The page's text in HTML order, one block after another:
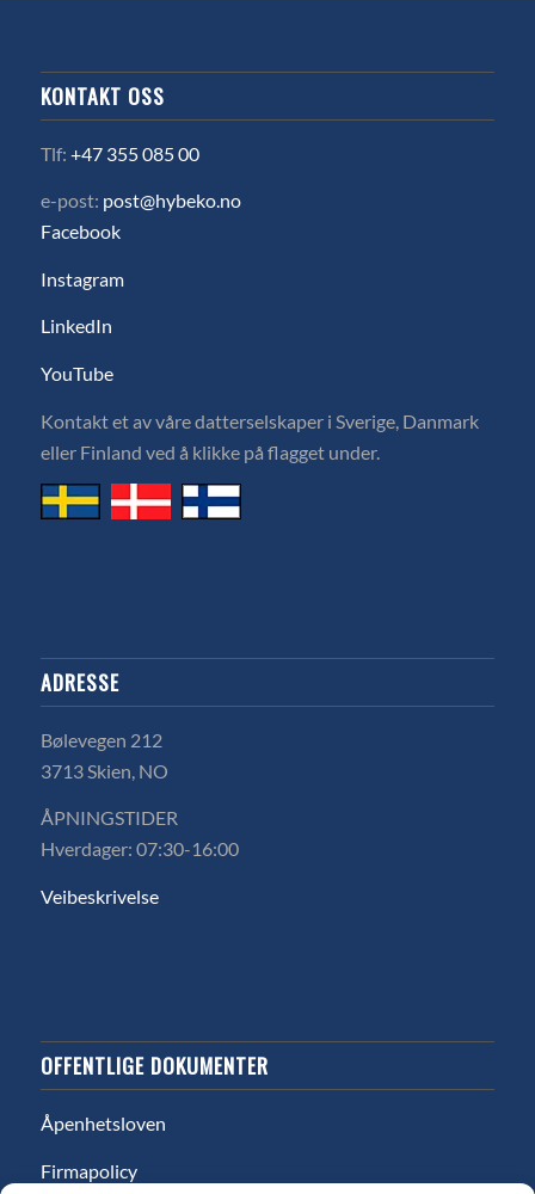
KONTAKT OSS
Tlf: +47 355 085 00
e-post: post@hybeko.no
Facebook
Instagram
LinkedIn
YouTube
Kontakt et av våre datterselskaper i Sverige, Danmark
eller Finland ved å klikke på flagget under.
ADRESSE
Bølevegen 212
3713 Skien, NO
ÅPNINGSTIDER
Hverdager: 07:30-16:00
Veibeskrivelse
OFFENTLIGE DOKUMENTER
Åpenhetsloven
Firmapolicy